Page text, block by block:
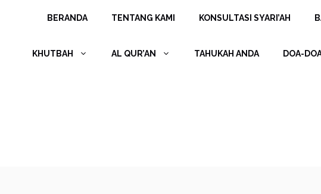
BERANDA TENTANG KAMI KONSULTASI SYARI’AH
KHUTBAH AL QUR’AN TAHUKAH ANDA DOA-